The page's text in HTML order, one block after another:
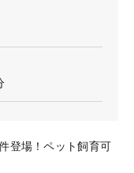
登場！ペット飼育可